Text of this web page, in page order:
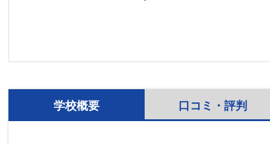
学校概要 口コミ・評判